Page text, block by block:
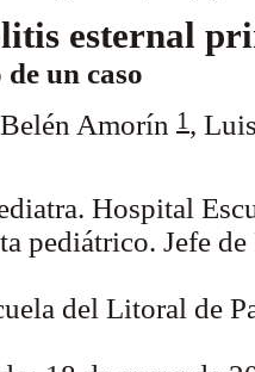
esternal
un caso
Amorín 1 ,
Hospital
pediátrico. Jefe
del Litoral de